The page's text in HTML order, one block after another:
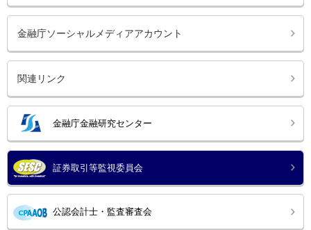
金融庁ソーシャルメディアアカウント
関連リンク
金融庁金融研究センター
証券取引等監視委員会
公認会計士・監査審査会